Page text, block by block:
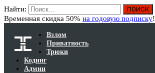
Найти:
Временная скидка 50% на годовую подписку!
Взлом
Приватность
Трюки
Кодинг
Админ